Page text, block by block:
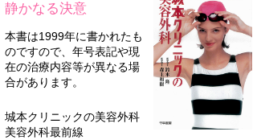
静かなる決意
本書は1999年に書かれたも
のですので、年号表記や現
在の治療内容等が異なる場
合があります。
城本クリニックの美容外科
美容外科最前線